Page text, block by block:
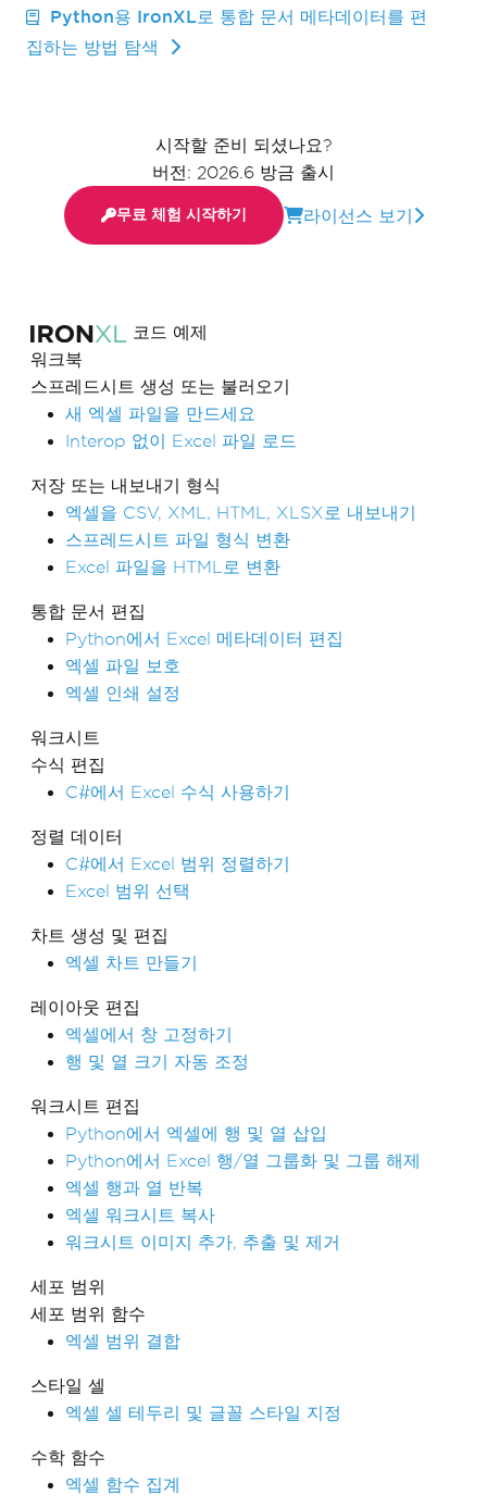
코드 예제
워크북
스프레드시트 생성 또는 불러오기
새 엑셀 파일을 만드세요
Interop 없이 Excel 파일 로드
저장 또는 내보내기 형식
엑셀을 CSV, XML, HTML, XLSX로 내보내기
스프레드시트 파일 형식 변환
Excel 파일을 HTML로 변환
통합 문서 편집
Python에서 Excel 메타데이터 편집
엑셀 파일 보호
엑셀 인쇄 설정
워크시트
수식 편집
C#에서 Excel 수식 사용하기
정렬 데이터
C#에서 Excel 범위 정렬하기
Excel 범위 선택
차트 생성 및 편집
엑셀 차트 만들기
레이아웃 편집
엑셀에서 창 고정하기
행 및 열 크기 자동 조정
워크시트 편집
Python에서 엑셀에 행 및 열 삽입
Python에서 Excel 행/열 그룹화 및 그룹 해제
엑셀 행과 열 반복
엑셀 워크시트 복사
워크시트 이미지 추가, 추출 및 제거
세포 범위
세포 범위 함수
엑셀 범위 결합
스타일 셀
엑셀 셀 테두리 및 글꼴 스타일 지정
수학 함수
엑셀 함수 집계
Python용 IronXL로 통합 문서 메타데이터를 편
집하는 방법 탐색
시작할 준비 되셨나요?
버전: 2026.6 방금 출시
무료 체험 시작하기 라이선스 보기